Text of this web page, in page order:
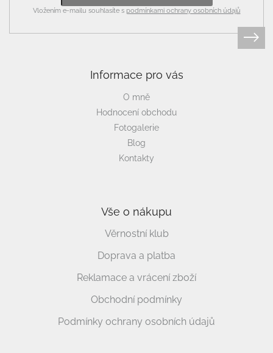
Vložením e-mailu souhlasíte s podmínkami ochrany osobních údajů
Informace pro vás
O mně
Hodnocení obchodu
Fotogalerie
Blog
Kontakty
Vše o nákupu
Věrnostní klub
Doprava a platba
Reklamace a vrácení zboží
Obchodní podmínky
Podmínky ochrany osobních údajů